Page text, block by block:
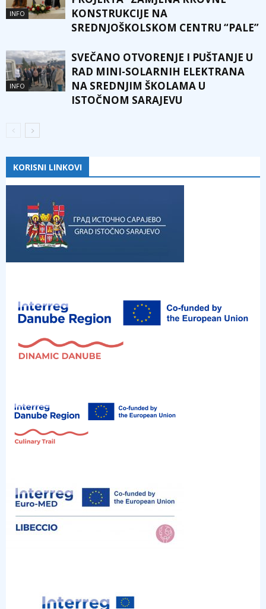
INFO
KONSTRUKCIJE NA
SREDNJOŠKOLSKOM CENTRU “PALE”
INFO
SVEČANO OTVORENJE I PUŠTANJE U
RAD MINI-SOLARNIH ELEKTRANA
NA SREDNJIM ŠKOLAMA U
ISTOČNOM SARAJEVU
KORISNI LINKOVI